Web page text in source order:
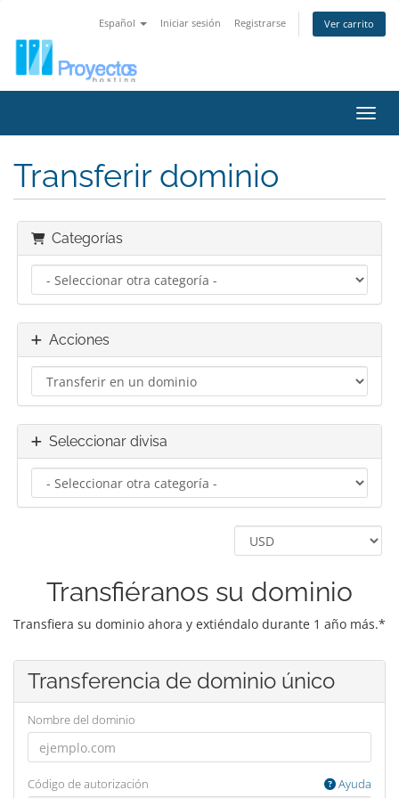
Español Iniciar sesión Registrarse Ver carrito
Transferir dominio
Categorías
Acciones
Seleccionar divisa
Transfiéranos su dominio
Transfiera su dominio ahora y extiéndalo durante 1 año más.*
Transferencia de dominio único
Nombre del dominio
Código de autorización Ayuda